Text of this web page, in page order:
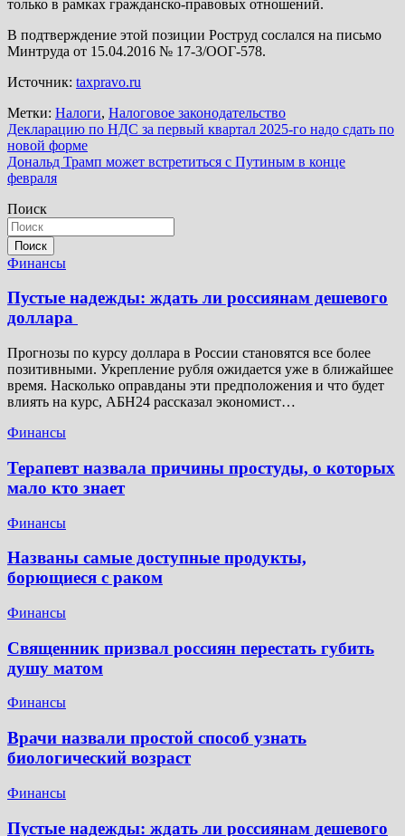
только в рамках гражданско-правовых отношений.
В подтверждение этой позиции Роструд сослался на письмо
Минтруда от 15.04.2016 № 17-3/ООГ-578.
Источник: taxpravo.ru
Метки: Налоги, Налоговое законодательство
Навигация
по
записям
Декларацию по НДС за первый квартал 2025-го надо сдать по
новой форме
Дональд Трамп может встретиться с Путиным в конце
февраля
Поиск
Поиск
Финансы
Пустые надежды: ждать ли россиянам дешевого
доллара
Прогнозы по курсу доллара в России становятся все более
позитивными. Укрепление рубля ожидается уже в ближайшее
время. Насколько оправданы эти предположения и что будет
влиять на курс, АБН24 рассказал экономист…
Финансы
Терапевт назвала причины простуды, о которых
мало кто знает
Финансы
Названы самые доступные продукты,
борющиеся с раком
Финансы
Священник призвал россиян перестать губить
душу матом
Финансы
Врачи назвали простой способ узнать
биологический возраст
Финансы
Пустые надежды: ждать ли россиянам дешевого